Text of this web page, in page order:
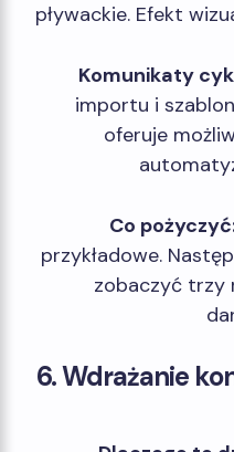
pływackie. Efekt
Komunikaty
importu i
oferuje
Co
przykładowe.
zobaczyć trzy
6. Wdrażanie